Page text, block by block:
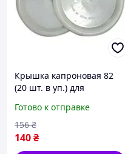
Крышка капроновая 82
(20 шт. в уп.) для
Готово к отправке
140₴
156 ₴